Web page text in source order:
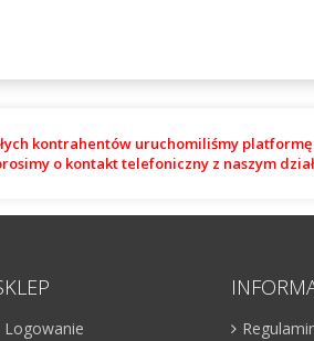
kontrahentów uruchomiliśmy platformę
o kontakt telefoniczny z naszym
Logowanie